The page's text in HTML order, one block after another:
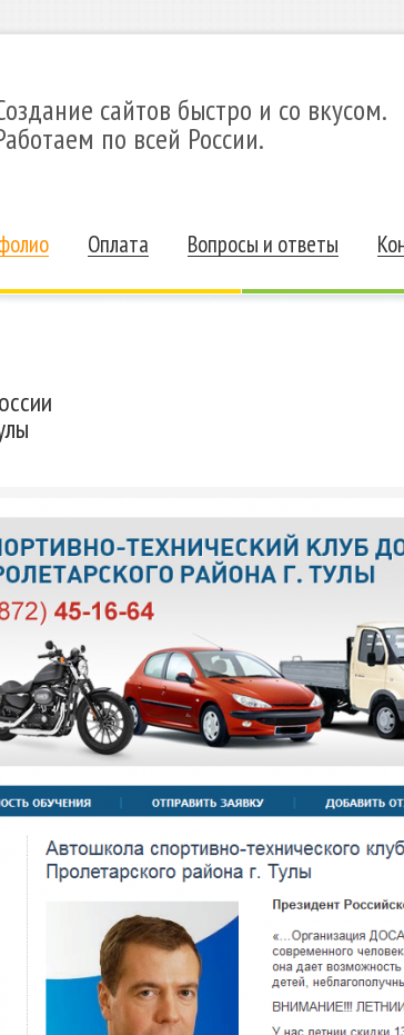
сайтов быстро и со вкусом.
по всей России.
Оплата Вопросы и ответы